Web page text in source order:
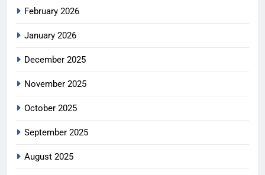
February 2026
January 2026
December 2025
November 2025
October 2025
September 2025
August 2025